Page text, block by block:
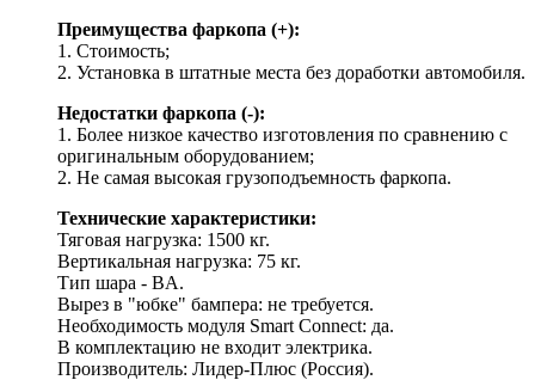
Преимущества фаркопа (+):
1. Стоимость;
2. Установка в штатные места без доработки автомобиля.
Недостатки фаркопа (-):
1. Более низкое качество изготовления по сравнению с
оригинальным оборудованием;
2. Не самая высокая грузоподъемность фаркопа.
Технические характеристики:
Тяговая нагрузка: 1500 кг.
Вертикальная нагрузка: 75 кг.
Тип шара - BA.
Вырез в "юбке" бампера: не требуется.
Необходимость модуля Smart Connect: да.
В комплектацию не входит электрика.
Производитель: Лидер-Плюс (Россия).